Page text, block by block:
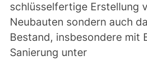
schlüsselfertige Erstellung
Neubauten sondern auch
Bestand, insbesondere mit
Sanierung unter